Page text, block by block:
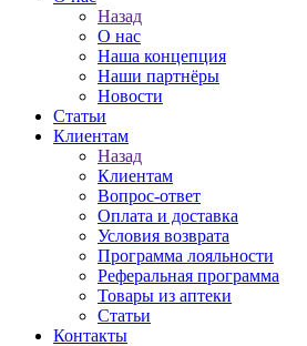
Назад
О нас
Наша концепция
Наши партнёры
Новости
Статьи
Клиентам
Назад
Клиентам
Вопрос-ответ
Оплата и доставка
Условия возврата
Программа лояльности
Реферальная программа
Товары из аптеки
Статьи
Контакты